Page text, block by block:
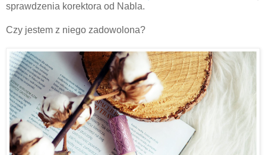
sprawdzenia korektora od Nabla.
Czy jestem z niego zadowolona?